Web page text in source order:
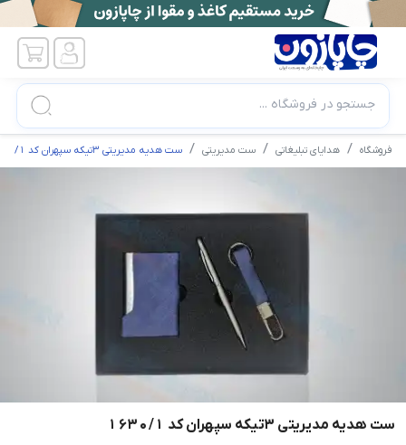
جستجو در فروشگاه ...
فروشگاه هدایای تبلیغاتی ست مدیریتی
ست هدیه مدیریتی 3تیکه سپهران کد 1630/1